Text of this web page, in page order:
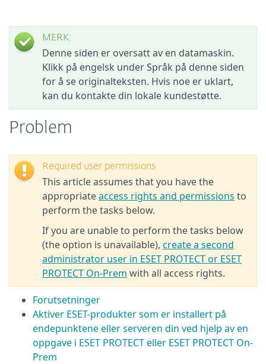
MERK:
Denne siden er oversatt av en datamaskin.
Klikk på engelsk under Språk på denne siden
for å se originalteksten. Hvis noe er uklart,
kan du kontakte din lokale kundestøtte.
Problem
Required user permissions
This article assumes that you have the
appropriateaccess rights and permissions to
perform the tasks below.
If you are unable to perform the tasks below
(the option is unavailable), create a second
administrator user in ESET PROTECT or ESET
PROTECT On-Prem with all access rights.
Forutsetninger
Aktiver ESET-produkter som er installert på
endepunktene eller serveren din ved hjelp av en
oppgave i ESET PROTECT eller ESET PROTECT On-
Prem